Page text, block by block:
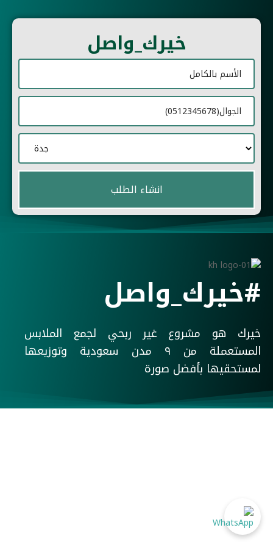
خيرك_واصل
#خيرك_واصل
خيرك هو مشروع غير ربحي لجمع الملابس
المستعملة من ٩ مدن سعودية وتوزيعها
لمستحقيها بأفضل صورة